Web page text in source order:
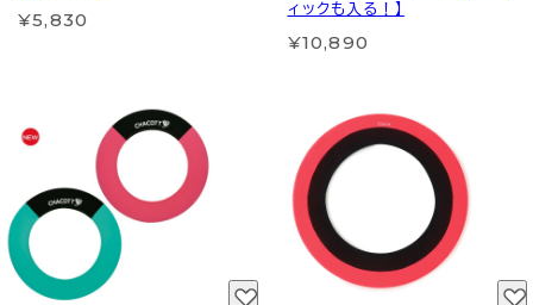
¥5,830
ィックも入る！】
¥10,890